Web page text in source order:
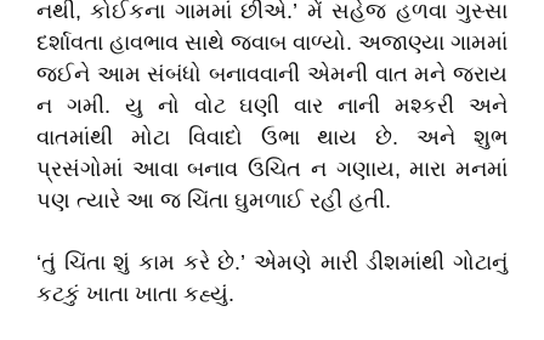
નથી, કોઈકના ગામમાં છીએ.’ મેં સહેજ હળવા ગુસ્સા
દર્શાવતા હાવભાવ સાથે જવાબ વાળ્યો. અજાણ્યા ગામમાં
જઈને આમ સંબંધો બનાવવાની એમની વાત મને જરાય
ન ગમી. યુ નો વોટ ઘણી વાર નાની મશ્કરી અને
વાતમાંથી મોટા વિવાદો ઉભા થાય છે. અને શુભ
પ્રસંગોમાં આવા બનાવ ઉચિત ન ગણાય, મારા મનમાં
પણ ત્યારે આ જ ચિંતા ઘુમળાઈ રહી હતી.
‘તું ચિંતા શું કામ કરે છે.’ એમણે મારી ડીશમાંથી ગોટાનું
કટકું ખાતા ખાતા કહ્યું.